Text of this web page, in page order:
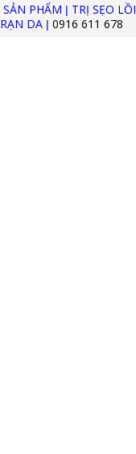
SẢN PHẨM | TRỊ SẸO LỒI
RẠN DA | 0916 611 678